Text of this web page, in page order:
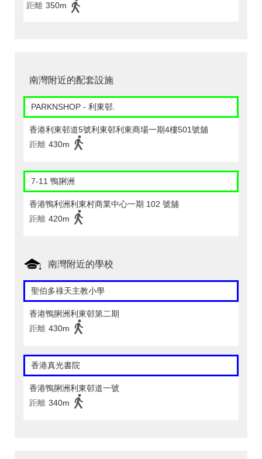
距離 350m
南灣附近的配套設施
PARKNSHOP - 利東邨.
香港利東邨道5號利東邨利東商場一期4樓501號舖
距離 430m
7-11 鴨脷洲
香港鴨利洲利東村商業中心一期 102 號舖
距離 420m
南灣附近的學校
聖伯多祿天主教小學
香港鴨脷洲利東邨第二期
距離 430m
香港真光書院
香港鴨脷洲利東邨道一號
距離 340m